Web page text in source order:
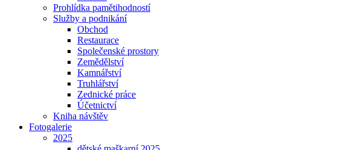
Prohlídka pamětihodností
Služby a podnikání
Obchod
Restaurace
Společenské prostory
Zemědělství
Kamnářství
Truhlářství
Zednické práce
Účetnictví
Kniha návštěv
Fotogalerie
2025